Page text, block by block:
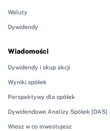
Waluty
Dywidendy
Wiadomości
Dywidendy i skup akcji
Wyniki spółek
Perspektywy dla spółek
Dywidendowe Analizy Spółek [DAS]
Wiesz w co inwestujesz